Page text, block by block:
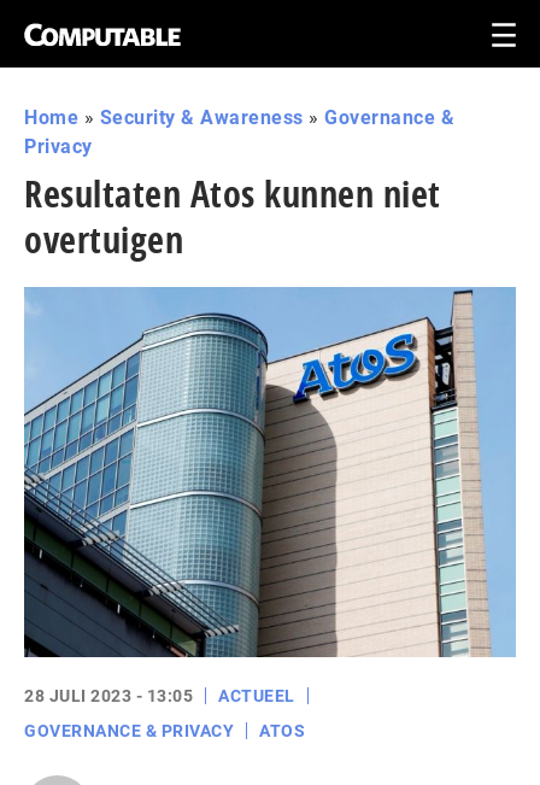
Home » Security & Awareness » Governance &
Privacy
Resultaten Atos kunnen niet
overtuigen
28 JULI 2023 - 13:05
ACTUEEL
GOVERNANCE & PRIVACY
ATOS